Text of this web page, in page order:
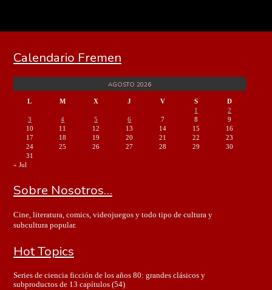
Calendario Fremen
AGOSTO 2026
L M X J V S
D
1
2
3
4 5 6 7 8
9
10
11 12 13 14 15
16
17
18 19 20 21 22
23
24
25 26 27 28 29
30
31
« Jul
Sobre Nosotros…
Cine, literatura, comics, videojuegos y todo tipo de cultura y
subcultura popular.
Hot Topics
Series de ciencia ficción de los años 80: grandes clásicos y
subproductos de 13 capítulos(54)